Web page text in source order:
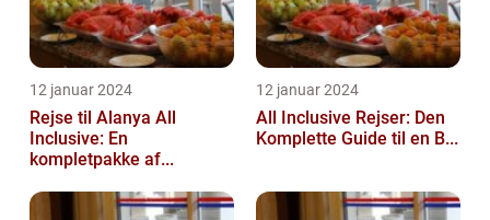
12 januar 2024
Rejse til Alanya All
Inclusive: En
kompletpakke af...
12 januar 2024
All Inclusive Rejser: Den
Komplette Guide til en B...